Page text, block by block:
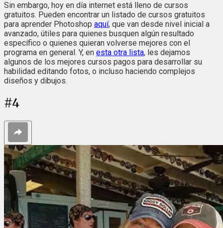
Sin embargo, hoy en día internet está lleno de cursos
gratuitos. Pueden encontrar un listado de cursos gratuitos
para aprender Photoshop aquí, que van desde nivel inicial a
avanzado, útiles para quienes busquen algún resultado
específico o quienes quieran volverse mejores con el
programa en general. Y, en esta otra lista, les dejamos
algunos de los mejores cursos pagos para desarrollar su
habilidad editando fotos, o incluso haciendo complejos
diseños y dibujos.
#4